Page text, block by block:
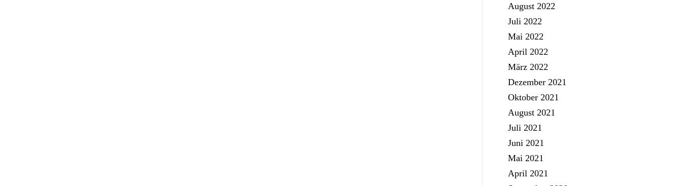
August 2022
Juli 2022
Mai 2022
April 2022
März 2022
Dezember 2021
Oktober 2021
August 2021
Juli 2021
Juni 2021
Mai 2021
April 2021